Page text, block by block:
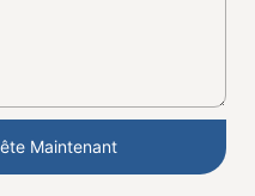
Maintenant